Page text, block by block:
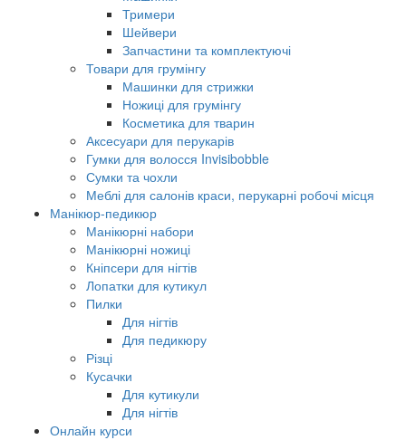
Тримери
Шейвери
Запчастини та комплектуючі
Товари для грумінгу
Машинки для стрижки
Ножиці для грумінгу
Косметика для тварин
Аксесуари для перукарів
Гумки для волосся Invisibobble
Сумки та чохли
Меблі для салонів краси, перукарні робочі місця
Манікюр-педикюр
Манікюрні набори
Манікюрні ножиці
Кніпсери для нігтів
Лопатки для кутикул
Пилки
Для нігтів
Для педикюру
Різці
Кусачки
Для кутикули
Для нігтів
Онлайн курси